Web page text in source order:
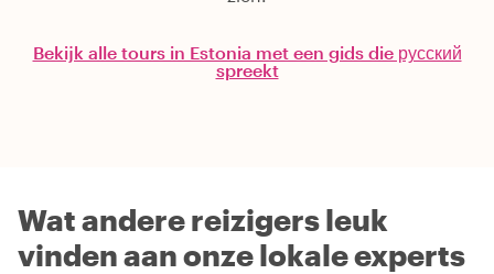
Bekijk alle tours in Estonia met een gids die русский
spreekt
Wat andere reizigers leuk
vinden aan onze lokale experts